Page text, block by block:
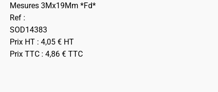
Mesures 3Mx19Mm *Fd*
Ref :
SOD14383
Prix HT : 4,05 € HT
Prix TTC : 4,86 € TTC